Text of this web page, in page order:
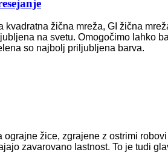
žična mreža, GI žična
na svetu. Omogočimo lahko
so najbolj priljubljena barva.
ograjne žice, zgrajene z ostrimi
zavarovano lastnost. To je tudi